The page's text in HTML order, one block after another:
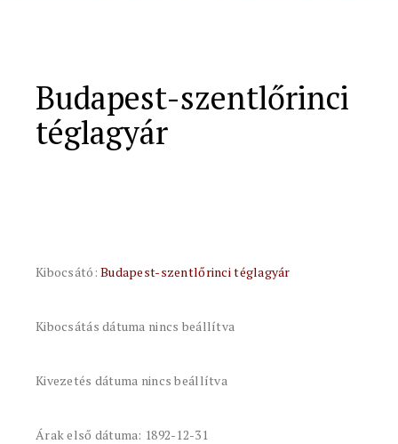
Budapest-szentlőrinci
téglagyár
Kibocsátó:Budapest-szentlőrinci téglagyár
Kibocsátás dátuma nincs beállítva
Kivezetés dátuma nincs beállítva
Árak első dátuma: 1892-12-31